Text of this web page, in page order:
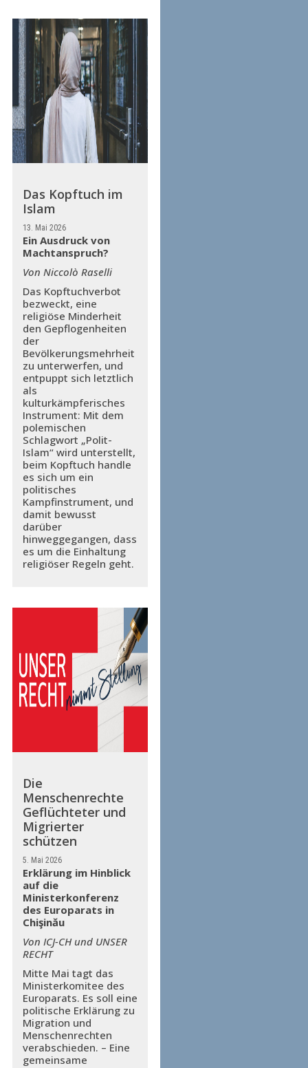
Das Kopftuch im
Islam
13. Mai 2026
Ein Ausdruck von
Machtanspruch?
Von Niccolò Raselli
Das Kopftuchverbot
bezweckt, eine
religiöse Minderheit
den Gepflogenheiten
der
Bevölkerungsmehrheit
zu unterwerfen, und
entpuppt sich letztlich
als
kulturkämpferisches
Instrument: Mit dem
polemischen
Schlagwort „Polit-
Islam“ wird unterstellt,
beim Kopftuch handle
es sich um ein
politisches
Kampfinstrument, und
damit bewusst
darüber
hinweggegangen, dass
es um die Einhaltung
religiöser Regeln geht.
Die
Menschenrechte
Geflüchteter und
Migrierter
schützen
5. Mai 2026
Erklärung im Hinblick
auf die
Ministerkonferenz
des Europarats in
Chişinău
Von ICJ-CH und UNSER
RECHT
Mitte Mai tagt das
Ministerkomitee des
Europarats. Es soll eine
politische Erklärung zu
Migration und
Menschenrechten
verabschieden. – Eine
gemeinsame